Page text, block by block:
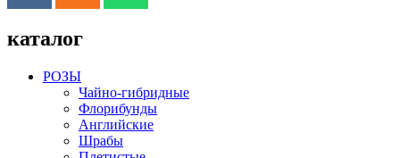
каталог
РОЗЫ
Чайно-гибридные
Флорибунды
Английские
Шрабы